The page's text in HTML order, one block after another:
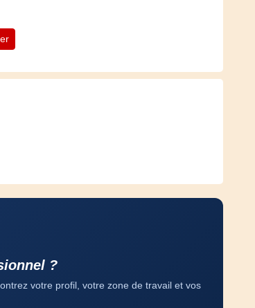
?
votre profil, votre zone de travail et vos